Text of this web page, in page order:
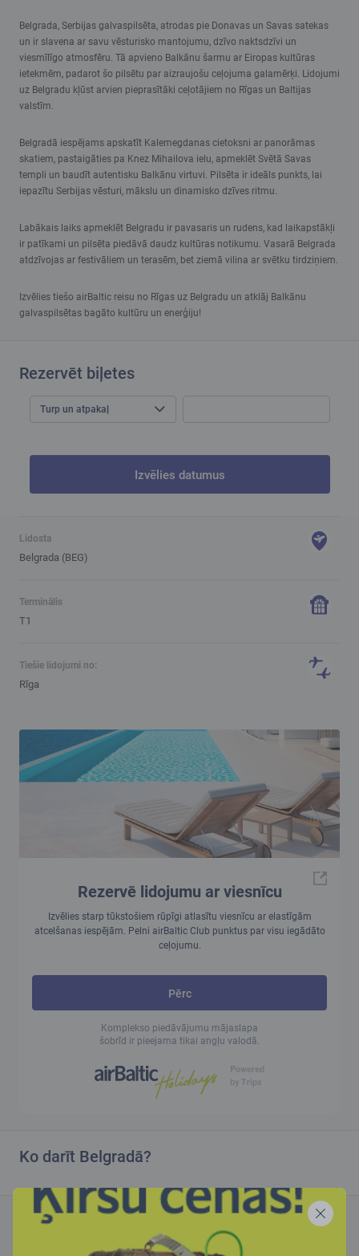
Belgrada, Serbijas galvaspilsēta, atrodas pie Donavas un Savas satekas
un ir slavena ar savu vēsturisko mantojumu, dzīvo naktsdzīvi un
viesmīlīgo atmosfēru. Tā apvieno Balkānu šarmu ar Eiropas kultūras
ietekmēm, padarot šo pilsētu par aizraujošu ceļojuma galamērķi. Lidojumi
uz Belgradu kļūst arvien pieprasītāki ceļotājiem no Rīgas un Baltijas
valstīm.
Belgradā iespējams apskatīt Kalemegdanas cietoksni ar panorāmas
skatiem, pastaigāties pa Knez Mihailova ielu, apmeklēt Svētā Savas
templi un baudīt autentisku Balkānu virtuvi. Pilsēta ir ideāls punkts, lai
iepazītu Serbijas vēsturi, mākslu un dinamisko dzīves ritmu.
Labākais laiks apmeklēt Belgradu ir pavasaris un rudens, kad laikapstākļi
ir patīkami un pilsēta piedāvā daudz kultūras notikumu. Vasarā Belgrada
atdzīvojas ar festivāliem un terasēm, bet ziemā vilina ar svētku tirdziņiem.
Izvēlies tiešo airBaltic reisu no Rīgas uz Belgradu un atklāj Balkānu
galvaspilsētas bagāto kultūru un enerģiju!
Lidosta
Belgrada (BEG)
Terminālis
T1
Tiešie lidojumi no:
Rīga
Rezervē lidojumu ar viesnīcu
Izvēlies starp tūkstošiem rūpīgi atlasītu viesnīcu ar elastīgām
atcelšanas iespējām. Pelni airBaltic Club punktus par visu iegādāto
ceļojumu.
Pērc
Komplekso piedāvājumu mājaslapa
šobrīd ir pieejama tikai angļu valodā.
Rezervēt biļetes
Turp un atpakaļ
Izvēlies datumus
Ko darīt Belgradā?
Rezervē viesnīcu Belgradā